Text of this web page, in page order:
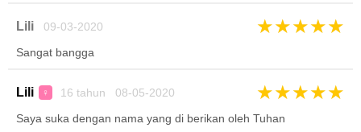
Lili 09-03-2020 ★★★★★
Sangat bangga
Lili ♀ 16 tahun 08-05-2020 ★★★★★
Saya suka dengan nama yang di berikan oleh Tuhan